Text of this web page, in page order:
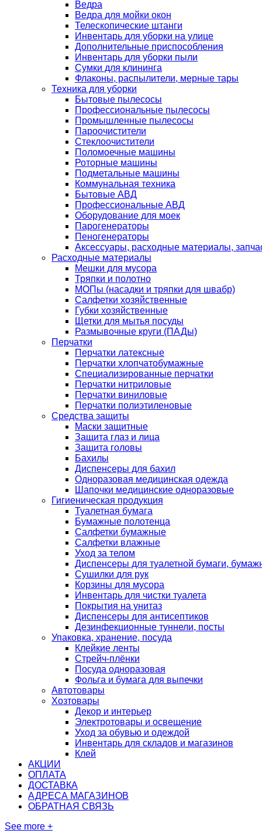
Ведра
Ведра для мойки окон
Телескопические штанги
Инвентарь для уборки на улице
Дополнительные приспособления
Инвентарь для уборки пыли
Сумки для клининга
Флаконы, распылители, мерные тары
Техника для уборки
Бытовые пылесосы
Профессиональные пылесосы
Промышленные пылесосы
Пароочистители
Стеклоочистители
Поломоечные машины
Роторные машины
Подметальные машины
Коммунальная техника
Бытовые АВД
Профессиональные АВД
Оборудование для моек
Парогенераторы
Пеногенераторы
Аксессуары, расходные материалы,
Расходные материалы
Мешки для мусора
Тряпки и полотно
МОПы (насадки и тряпки для швабр)
Салфетки хозяйственные
Губки хозяйственные
Щетки для мытья посуды
Размывочные круги (ПАДы)
Перчатки
Перчатки латексные
Перчатки хлопчатобумажные
Специализированные перчатки
Перчатки нитриловые
Перчатки виниловые
Перчатки полиэтиленовые
Средства защиты
Маски защитные
Защита глаз и лица
Защита головы
Бахилы
Диспенсеры для бахил
Одноразовая медицинская одежда
Шапочки медицинские одноразовые
Гигиеническая продукция
Туалетная бумага
Бумажные полотенца
Салфетки бумажные
Салфетки влажные
Уход за телом
Диспенсеры для туалетной бумаги,
Сушилки для рук
Корзины для мусора
Инвентарь для чистки туалета
Покрытия на унитаз
Диспенсеры для антисептиков
Дезинфекционные туннели, посты
Упаковка, хранение, посуда
Клейкие ленты
Стрейч-плёнки
Посуда одноразовая
Фольга и бумага для выпечки
Автотовары
Хозтовары
Декор и интерьер
Электротовары и освещение
Уход за обувью и одеждой
Инвентарь для складов и магазинов
Клей
АКЦИИ
ОПЛАТА
ДОСТАВКА
АДРЕСА МАГАЗИНОВ
ОБРАТНАЯ СВЯЗЬ
See more +